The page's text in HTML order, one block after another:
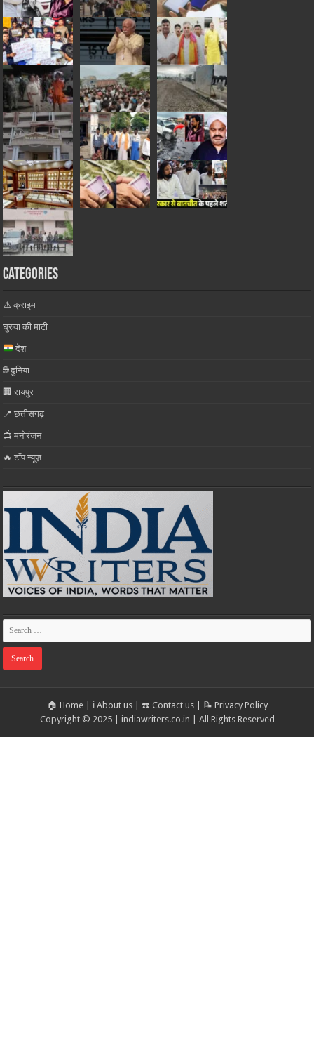
Categories
⚠️ क्राइम
घुरुवा की माटी
देश
🌐 दुनिया
🏢 रायपुर
📍 छत्तीसगढ़
📺 मनोरंजन
🔥 टॉप न्यूज़
🏠 Home| ℹ️ About us| ☎️ Contact us| 📝 Privacy Policy
Copyright © 2025 | indiawriters.co.in | All Rights Reserved